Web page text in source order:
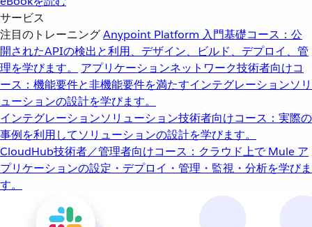
サービス
注目のトレーニングAnypoint Platform 入門基礎コース：公
開されたAPIの検出と利用、デザイン、ビルド、デプロイ、管
理を学びます。
アプリケーションネットワーク技術者向けコ
ース：機能要件と非機能要件を満たすインテグレーションソリ
ューションの設計を学びます。
インテグレーションソリューション技術者向けコース：実際の
事例を利用してソリューションの設計を学びます。
CloudHub技術者／管理者向けコース：クラウド上で Mule ア
プリケーションの設定・デプロイ・管理・監視・分析を学びま
す。